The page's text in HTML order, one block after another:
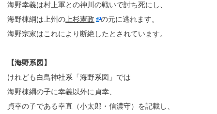
海野幸義は村上軍との神川の戦いで討ち死にし、
海野棟綱は上州の 上杉憲政
の元に逃れます。
海野宗家はこれにより断絶したとされています。
【海野系図】
けれども白鳥神社系「海野系図」では
海野棟綱の子に幸義以外に貞幸、
貞幸の子である幸直（小太郎・信濃守）を記載し、